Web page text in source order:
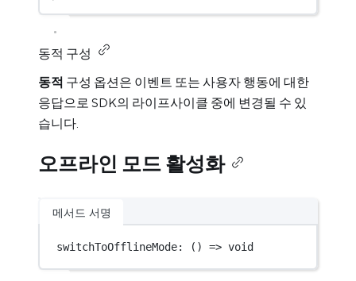
동적 구성
동적 구성 옵션은 이벤트 또는 사용자 행동에 대한
응답으로 SDK의 라이프사이클 중에 변경될 수 있
습니다.
오프라인 모드 활성화
메서드 서명
switchToOfflineMode: () => void